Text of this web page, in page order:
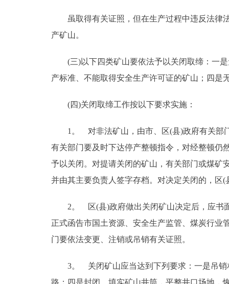
ESPAÑOL
ITALIANO
虽取得有关证照，但在生产过程中违反法律法
产矿山。
(三)以下四类矿山要依法予以关闭取缔：一是
产标准、不能取得安全生产许可证的矿山；四是
(四)关闭取缔工作按以下要求实施：
1。 对非法矿山，由市、区(县)政府有关部门
有关部门要及时下达停产整顿指令，对经整顿仍
予以关闭。对提请关闭的矿山，有关部门或煤矿
并由其主要负责人签字存档。对决定关闭的，区
2。 区(县)政府做出关闭矿山决定后，应书面
正式函告市国土资源、安全生产监管、煤炭行业
门要依法变更、注销或吊销有关证照。
3。 关闭矿山应当达到下列要求：一是吊销相
路；四是封闭、填实矿山井筒，平整井口场地，